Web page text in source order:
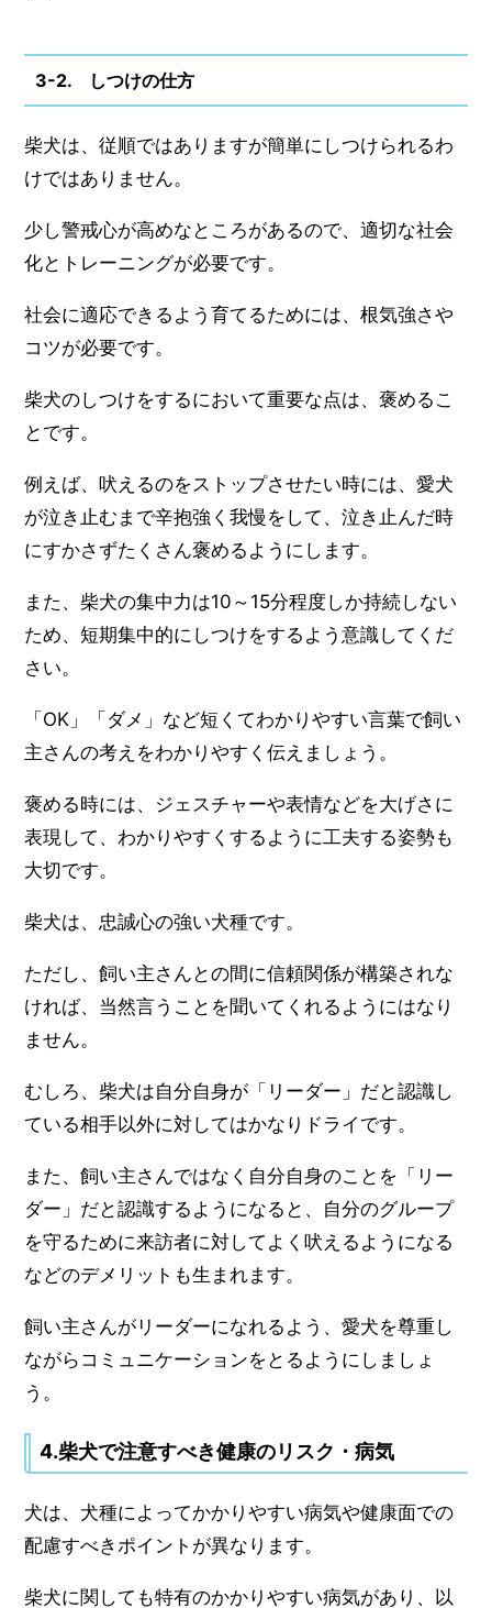
3-2. しつけの仕方
柴犬は、従順ではありますが簡単にしつけられるわ
けではありません。
少し警戒心が高めなところがあるので、適切な社会
化とトレーニングが必要です。
社会に適応できるよう育てるためには、根気強さや
コツが必要です。
柴犬のしつけをするにおいて重要な点は、褒めるこ
とです。
例えば、吠えるのをストップさせたい時には、愛犬
が泣き止むまで辛抱強く我慢をして、泣き止んだ時
にすかさずたくさん褒めるようにします。
また、柴犬の集中力は10～15分程度しか持続しない
ため、短期集中的にしつけをするよう意識してくだ
さい。
「OK」「ダメ」など短くてわかりやすい言葉で飼い
主さんの考えをわかりやすく伝えましょう。
褒める時には、ジェスチャーや表情などを大げさに
表現して、わかりやすくするように工夫する姿勢も
大切です。
柴犬は、忠誠心の強い犬種です。
ただし、飼い主さんとの間に信頼関係が構築されな
ければ、当然言うことを聞いてくれるようにはなり
ません。
むしろ、柴犬は自分自身が「リーダー」だと認識し
ている相手以外に対してはかなりドライです。
また、飼い主さんではなく自分自身のことを「リー
ダー」だと認識するようになると、自分のグループ
を守るために来訪者に対してよく吠えるようになる
などのデメリットも生まれます。
飼い主さんがリーダーになれるよう、愛犬を尊重し
ながらコミュニケーションをとるようにしましょ
う。
4.柴犬で注意すべき健康のリスク・病気
犬は、犬種によってかかりやすい病気や健康面での
配慮すべきポイントが異なります。
柴犬に関しても特有のかかりやすい病気があり、以